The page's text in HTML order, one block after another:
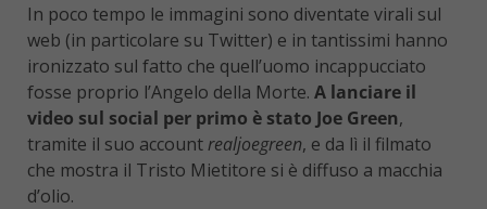
In poco tempo le immagini sono diventate virali sul
web (in particolare su Twitter) e in tantissimi hanno
ironizzato sul fatto che quell’uomo incappucciato
fosse proprio l’Angelo della Morte. A lanciare il
video sul social per primo è stato Joe Green,
tramite il suo accountrealjoegreen, e da lì il filmato
che mostra il Tristo Mietitore si è diffuso a macchia
d’olio.